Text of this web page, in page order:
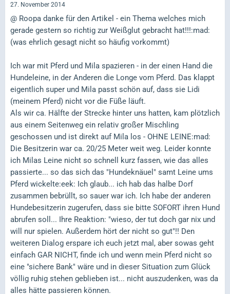
27. November 2014
@ Roopa danke für den Artikel - ein Thema welches mich
gerade gestern so richtig zur Weißglut gebracht hat!!!:mad:
(was ehrlich gesagt nicht so häufig vorkommt)
Ich war mit Pferd und Mila spazieren - in der einen Hand die
Hundeleine, in der Anderen die Longe vom Pferd. Das klappt
eigentlich super und Mila passt schön auf, dass sie Lidi
(meinem Pferd) nicht vor die Füße läuft.
Als wir ca. Hälfte der Strecke hinter uns hatten, kam plötzlich
aus einem Seitenweg ein relativ großer Mischling
geschossen und ist direkt auf Mila los - OHNE LEINE:mad:
Die Besitzerin war ca. 20/25 Meter weit weg. Leider konnte
ich Milas Leine nicht so schnell kurz fassen, wie das alles
passierte... so das sich das "Hundeknäuel" samt Leine ums
Pferd wickelte:eek: Ich glaub... ich hab das halbe Dorf
zusammen bebrüllt, so sauer war ich. Ich habe der anderen
Hundebesitzerin zugerufen, dass sie bitte SOFORT ihren Hund
abrufen soll... Ihre Reaktion: "wieso, der tut doch gar nix und
will nur spielen. Außerdem hört der nicht so gut"!! Den
weiteren Dialog erspare ich euch jetzt mal, aber sowas geht
einfach GAR NICHT, finde ich und wenn mein Pferd nicht so
eine "sichere Bank" wäre und in dieser Situation zum Glück
völlig ruhig stehen geblieben ist... nicht auszudenken, was da
alles hätte passieren können.